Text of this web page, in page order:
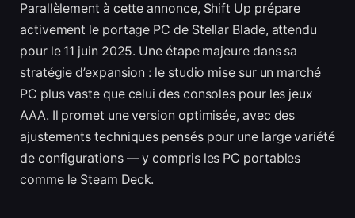
Parallèlement à cette annonce, Shift Up prépare
activement le portage PC de Stellar Blade, attendu
pour le 11 juin 2025. Une étape majeure dans sa
stratégie d’expansion : le studio mise sur un marché
PC plus vaste que celui des consoles pour les jeux
AAA. Il promet une version optimisée, avec des
ajustements techniques pensés pour une large variété
de configurations — y compris les PC portables
comme le Steam Deck.